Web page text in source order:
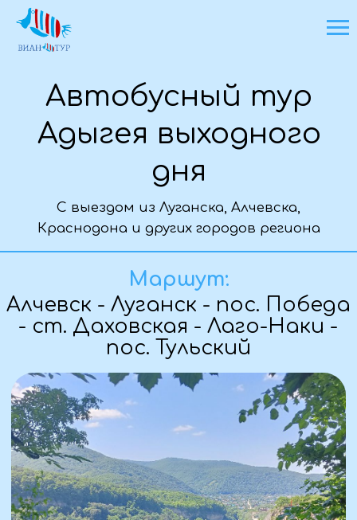
Адыгея выходного
дня
С выездом из Луганска, Алчевска,
Краснодона и других городов региона
Алчевск - Луганск - пос. Победа
- ст. Даховская - Лаго-Наки -
пос. Тульский
Основная информация о туре
Маршут: